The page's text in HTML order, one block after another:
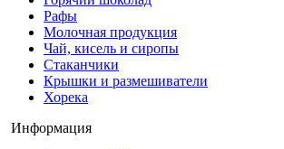
Рафы
Молочная продукция
Чай, кисель и сиропы
Стаканчики
Крышки и размешиватели
Хорека
Информация